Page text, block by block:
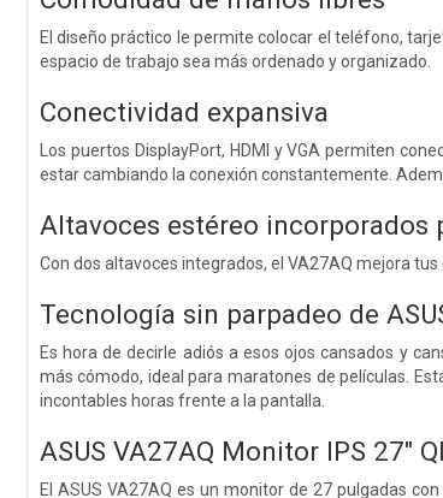
El diseño práctico le permite colocar el teléfono,
espacio de trabajo sea más ordenado y organizado.
Conectividad expansiva
Los puertos DisplayPort, HDMI y VGA permiten
estar cambiando la conexión constantemente.
Altavoces estéreo incorporados
Con dos altavoces integrados, el VA27AQ mejora
Tecnología sin parpadeo de
Es hora de decirle adiós a esos ojos cansados ​​y
más cómodo, ideal para maratones de películas.
incontables horas frente a la pantalla.
ASUS VA27AQ Monitor IPS 27"
El ASUS VA27AQ es un monitor de 27 pulgadas